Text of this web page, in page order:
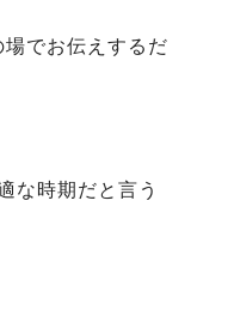
でお伝えするだ
な時期だと言う